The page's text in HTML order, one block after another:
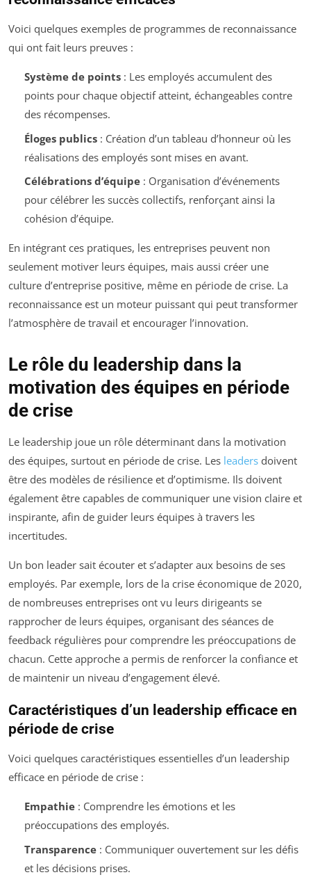
Voici quelques exemples de programmes de reconnaissance
qui ont fait leurs preuves :
Système de points: Les employés accumulent des
points pour chaque objectif atteint, échangeables contre
des récompenses.
Éloges publics: Création d’un tableau d’honneur où les
réalisations des employés sont mises en avant.
Célébrations d’équipe: Organisation d’événements
pour célébrer les succès collectifs, renforçant ainsi la
cohésion d’équipe.
En intégrant ces pratiques, les entreprises peuvent non
seulement motiver leurs équipes, mais aussi créer une
culture d’entreprise positive, même en période de crise. La
reconnaissance est un moteur puissant qui peut transformer
l’atmosphère de travail et encourager l’innovation.
Le rôle du leadership dans la
motivation des équipes en période
de crise
Le leadership joue un rôle déterminant dans la motivation
des équipes, surtout en période de crise. Les leaders doivent
être des modèles de résilience et d’optimisme. Ils doivent
également être capables de communiquer une vision claire et
inspirante, afin de guider leurs équipes à travers les
incertitudes.
Un bon leader sait écouter et s’adapter aux besoins de ses
employés. Par exemple, lors de la crise économique de 2020,
de nombreuses entreprises ont vu leurs dirigeants se
rapprocher de leurs équipes, organisant des séances de
feedback régulières pour comprendre les préoccupations de
chacun. Cette approche a permis de renforcer la confiance et
de maintenir un niveau d’engagement élevé.
Caractéristiques d’un leadership efficace en
période de crise
Voici quelques caractéristiques essentielles d’un leadership
efficace en période de crise :
Empathie: Comprendre les émotions et les
préoccupations des employés.
Transparence: Communiquer ouvertement sur les défis
et les décisions prises.